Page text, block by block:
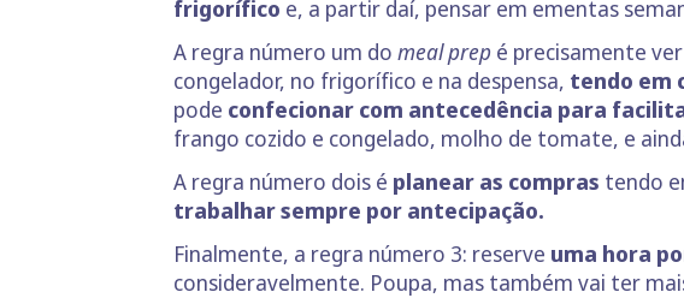
frigorífico e, a partir daí, pensar em ementas
A regra número um do meal prep é precisamente
congelador, no frigorífico e na despensa, tendo em
pode confecionar com antecedência para
frango cozido e congelado, molho de tomate, e
A regra número dois é planear as compras tendo
trabalhar sempre por antecipação.
Finalmente, a regra número 3: reserve uma hora
consideravelmente. Poupa, mas também vai ter